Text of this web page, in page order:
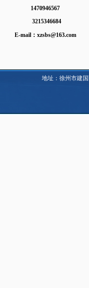
1470946567
3215346684
E-mail： xzsbs@163.com
地址：徐州市建